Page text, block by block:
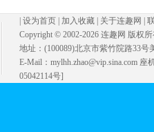
设为首页 加入收藏 关于连趣网
Copyright © 2002-2026 连趣网 版权
地址：(100089)北京市紫竹院路33号
E-Mail：mylhh.zhao@vip.sina.com
05042114号]